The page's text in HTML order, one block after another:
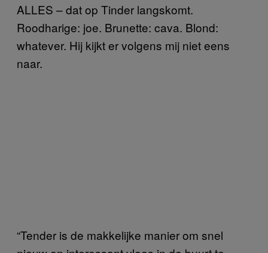
ALLES – dat op Tinder langskomt.
Roodharige: joe. Brunette: cava. Blond:
whatever. Hij kijkt er volgens mij niet eens
naar.
“Tender is de makkelijke manier om snel